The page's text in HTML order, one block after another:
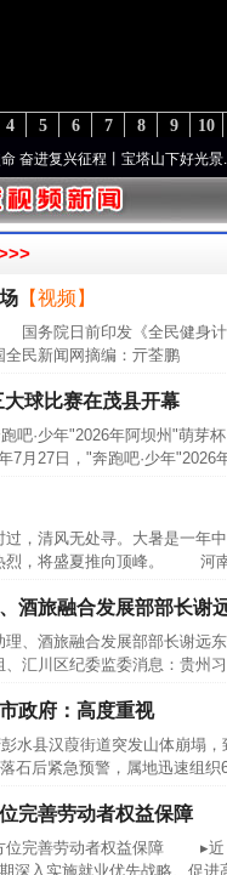
10
9
8
7
6
5
4
兴征程丨宝塔山下好光景..·[视频]
【视频】
务院日前印发《全民健身计
民新闻网摘编：亓荃鹏
大球比赛在茂县开幕
·少年"2026年阿坝州"萌芽
27日，"奔跑吧·少年"2026
风无处寻。大暑是一年中
烈，将盛夏推向顶峰。 河
酒旅融合发展部部长谢
、酒旅融合发展部部长谢
汇川区纪委监委消息：贵州
政府：高度重视
县汉葭街道突发山体崩塌，
石后紧急预警，属地迅速组
完善劳动者权益保障
完善劳动者权益保障 ▸近
深入实施就业优先战略、促进